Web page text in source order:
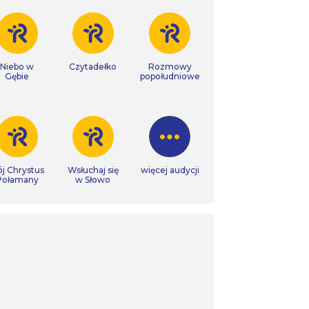
Niebo w
Gębie
Czytadełko
Rozmowy
popołudniowe
Chrystus
Wsłuchaj się
w Słowo
więcej audycji